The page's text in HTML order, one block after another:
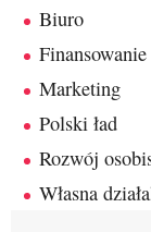
Biuro
Finansowanie
Marketing
Polski ład
Rozwój
Własna